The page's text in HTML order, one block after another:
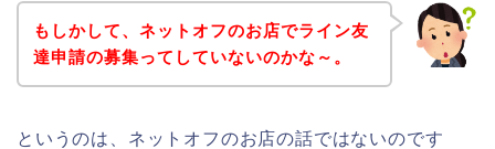
もしかして、ネットオフのお店でライン友
達申請の募集ってしていないのかな～。
というのは、ネットオフのお店の話ではないのです